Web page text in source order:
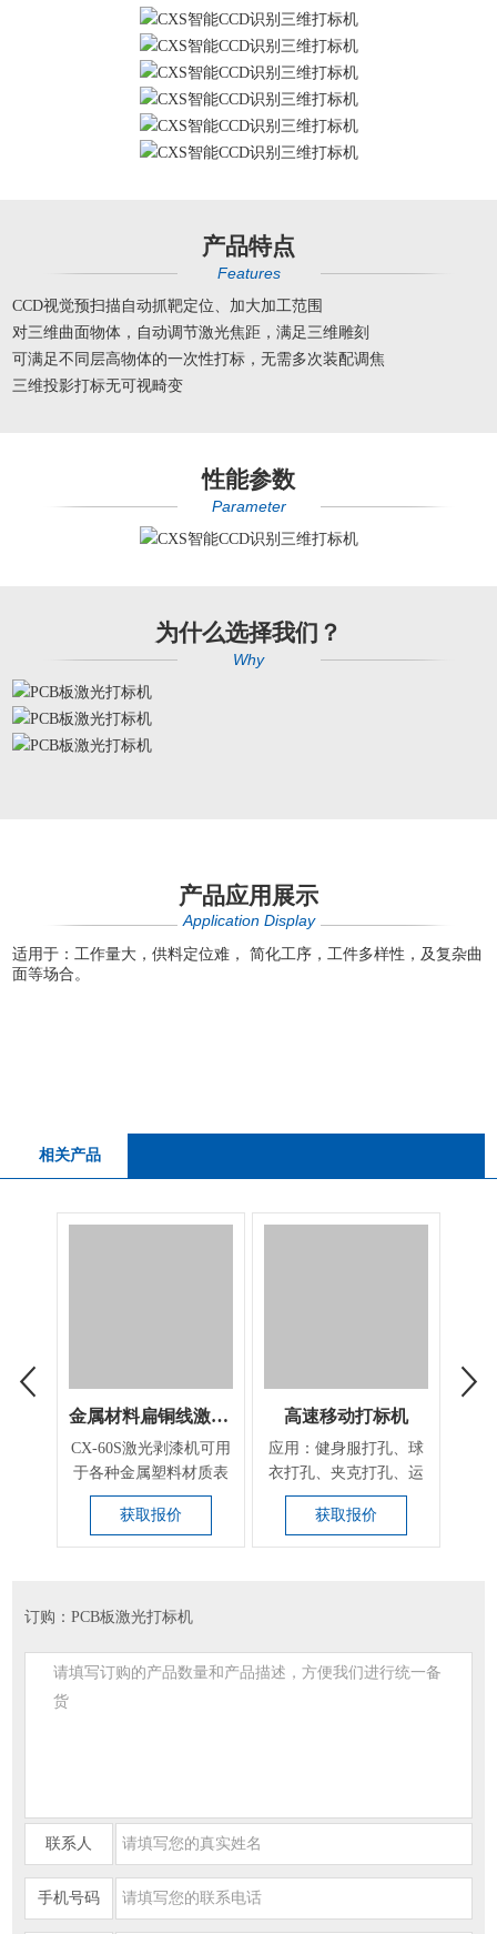
产品特点
Features
CCD视觉预扫描自动抓靶定位、加大加工范围
对三维曲面物体，自动调节激光焦距，满足三维雕刻
可满足不同层高物体的一次性打标，无需多次装配调焦
三维投影打标无可视畸变
性能参数
Parameter
为什么选择我们？
Why
产品应用展示
Application Display
适用于：工作量大，供料定位难， 简化工序，工件多样性，及复杂曲
面等场合。
相关产品
金属材料扁铜线激光剥漆设备
CX-60S激光剥漆机可用
于各种金属塑料材质表
面漆面的剥除，金属...
获取报价
高速移动打标机
应用：健身服打孔、球
衣打孔、夹克打孔、运
动服面料雕花 、刻字
膜...
获取报价
订购：PCB板激光打标机
联系人
手机号码